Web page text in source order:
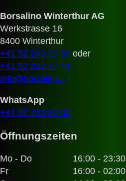
Borsalino Winterthur AG
Werkstrasse 16
8400 Winterthur
+41 52 233 30 60 oder
+41 52 232 77 44
info@borsalino.li
WhatsApp
+41 52 233 30 60
Öffnungszeiten
Mo - Do
16:00 - 23:30
Fr
16:00 - 02:00